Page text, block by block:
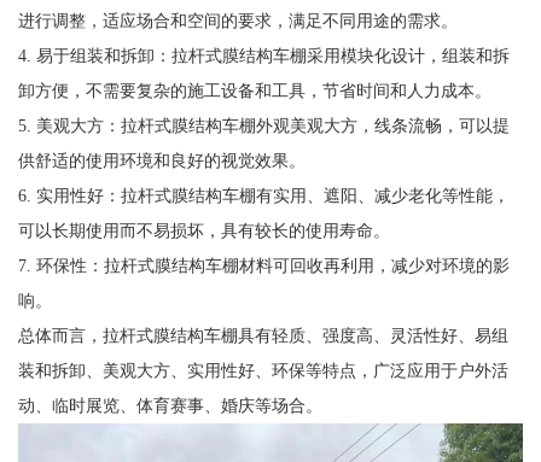
进行调整，适应场合和空间的要求，满足不同用途的需求。
4. 易于组装和拆卸：拉杆式膜结构车棚采用模块化设计，组装和拆
卸方便，不需要复杂的施工设备和工具，节省时间和人力成本。
5. 美观大方：拉杆式膜结构车棚外观美观大方，线条流畅，可以提
供舒适的使用环境和良好的视觉效果。
6. 实用性好：拉杆式膜结构车棚有实用、遮阳、减少老化等性能，
可以长期使用而不易损坏，具有较长的使用寿命。
7. 环保性：拉杆式膜结构车棚材料可回收再利用，减少对环境的影
响。
总体而言，拉杆式膜结构车棚具有轻质、强度高、灵活性好、易组
装和拆卸、美观大方、实用性好、环保等特点，广泛应用于户外活
动、临时展览、体育赛事、婚庆等场合。